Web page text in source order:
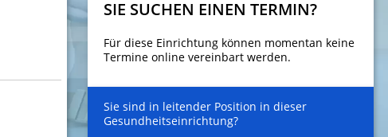
SIE SUCHEN EINEN TERMIN?
Für diese Einrichtung können momentan keine
Termine online vereinbart werden.
Sie sind in leitender Position in dieser
Gesundheitseinrichtung?